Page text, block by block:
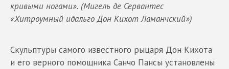
кривыми ногами». (Мигель де Сервантес
«Хитроумный идальго Дон Кихот Ламанчский»)
Скульптуры самого известного рыцаря Дон Кихота
и его верного помощника Санчо Пансы установлены